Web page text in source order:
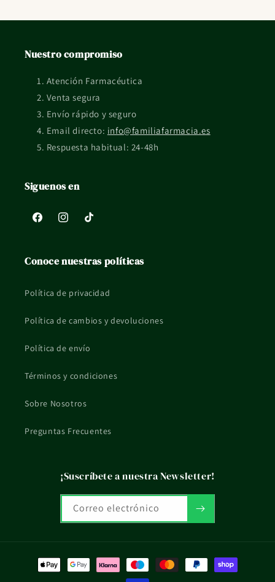
reactiva o tratamiento en curso, mejor consultarlo con un
La información de esta ficha es orientativa y no sustituye el
consejo profesional ni el etiquetado oficial del fabricante.
Nuestro compromiso
Atención Farmacéutica
Venta segura
Envío rápido y seguro
Email directo: info@familiafarmacia.es
Respuesta habitual: 24-48h
Siguenos en
FacebookInstagramTikTok
Conoce nuestras políticas
Política de privacidad
Política de cambios y devoluciones
Política de envío
Términos y condiciones
Sobre Nosotros
Preguntas Frecuentes
¡Suscríbete a nuestra Newsletter!
Correo electrónico
Formas